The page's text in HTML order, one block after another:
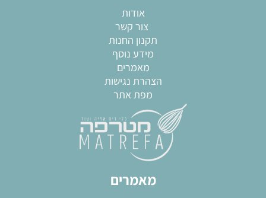
אודות
צור קשר
תקנון החנות
מידע נוסף
מאמרים
הצהרת נגישות
מפת אתר
מאמרים